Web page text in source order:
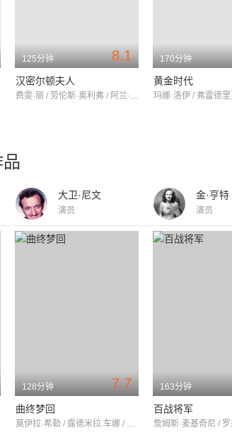
8.1
125分钟
汉密尔顿夫人
费雯·丽 / 劳伦斯·奥利弗 / 阿兰·莫布雷
170分钟
黄金时代
大卫·尼文
演员
金·亨特
演员
7.7
128分钟
曲终梦回
莫伊拉·希勒 / 露德米拉.车娜 / 安·阿亚尔斯
163分钟
百战将军